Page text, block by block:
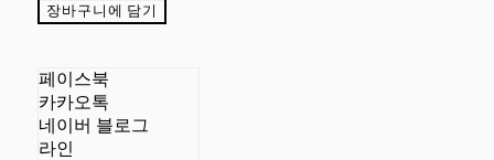
장바구니에 담기
페이스북
카카오톡
네이버 블로그
라인